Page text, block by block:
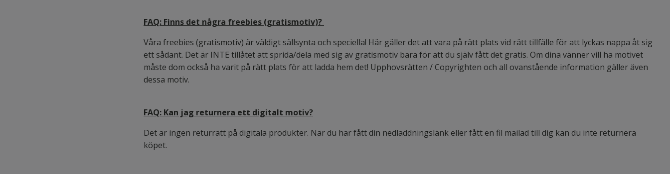
FAQ: Finns det några freebies (gratismotiv)?
Våra freebies (gratismotiv) är väldigt sällsynta och speciella! Här gäller det att vara på rätt plats vid rätt tillfälle för att lyckas nappa åt sig
ett sådant. Det är INTE tillåtet att sprida/dela med sig av gratismotiv bara för att du själv fått det gratis. Om dina vänner vill ha motivet
måste dom också ha varit på rätt plats för att ladda hem det! Upphovsrätten / Copyrighten och all ovanstående information gäller även
dessa motiv.
FAQ: Kan jag returnera ett digitalt motiv?
Det är ingen returrätt på digitala produkter. När du har fått din nedladdningslänk eller fått en fil mailad till dig kan du inte returnera
köpet.